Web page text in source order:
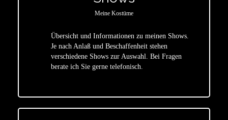
Meine Kostüme
Übersicht und Informationen zu meinen Shows.
Je nach Anlaß und Beschaffenheit stehen
verschiedene Shows zur Auswahl. Bei Fragen
berate ich Sie gerne telefonisch.